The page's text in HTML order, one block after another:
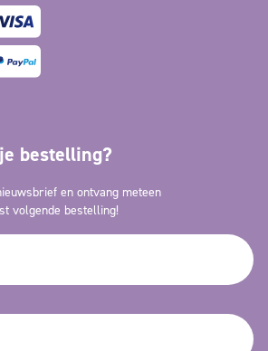
bestelling?
en ontvang meteen
volgende bestelling!